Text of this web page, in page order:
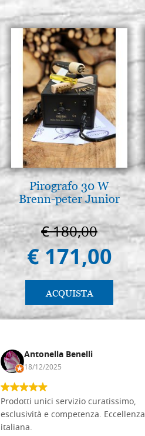
Pirografo 30 W
Brenn-peter Junior
€ 180,00
€ 171,00
ACQUISTA
Antonella Benelli
18/12/2025
Prodotti unici servizio curatissimo,
esclusività e competenza. Eccellenza
italiana.